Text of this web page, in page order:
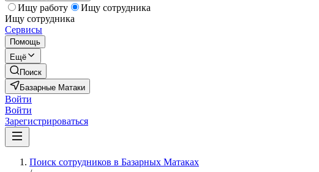
Ищу работу
Ищу сотрудника
Ищу сотрудника
Сервисы
Помощь
Ещё
Поиск
Базарные Матаки
Войти
Войти
Зарегистрироваться
Поиск сотрудников в Базарных Матаках